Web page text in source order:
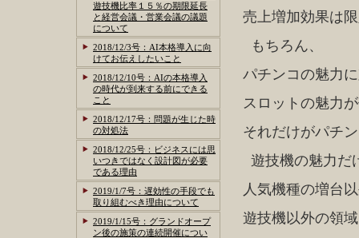
売上増加効果は
もちろん、
パチンコの魅力
スロットの魅力
それだけがパチ
遊技機の魅力だ
人気機種の増台
遊技機以外の領
遊技機比率１５％の期限延長
と経営会議・営業会議の議題
について
2018/12/3号：AI本格導入に向
けてお伝えしたいこと
2018/12/10号：AIの本格導入
の時代が到来する前にできる
こと
2018/12/17号：問題が生じた時
の対処法
2018/12/25号：ビジネスには思
いつきではなく設計図が必要
である理由
2019/1/7号：遅効性の手段でも
取り組むべき理由について
2019/1/15号：グランドオープ
ン後の施策の連続開催につい